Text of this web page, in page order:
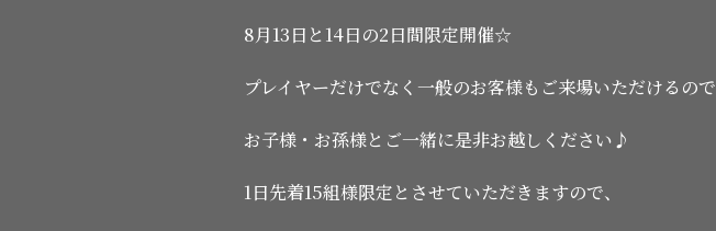
8月13日と14日の2日間限定開催☆
プレイヤーだけでなく一般のお客様もご来場いただけるので
お子様・お孫様とご一緒に是非お越しください♪
1日先着15組様限定とさせていただきますので、